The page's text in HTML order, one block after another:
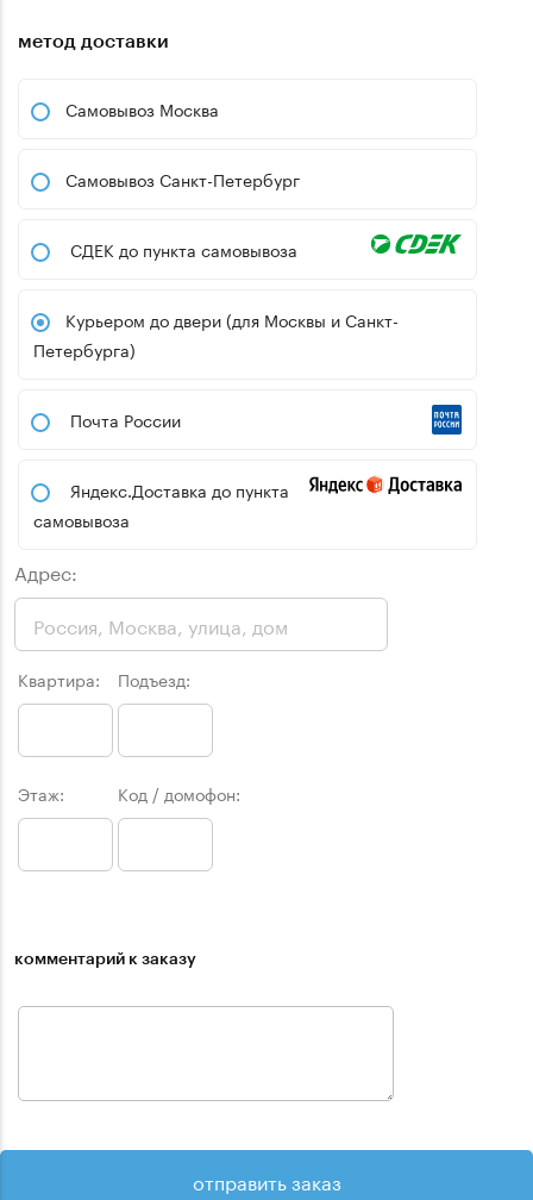
метод доставки
Самовывоз Москва
Самовывоз Санкт-Петербург
СДЕК до пункта самовывоза
Курьером до двери (для Москвы и Санкт-
Петербурга)
Почта России
Яндекс.Доставка до пункта
самовывоза
Адрес:
Квартира: Подъезд:
Этаж: Код / домофон:
комментарий к заказу